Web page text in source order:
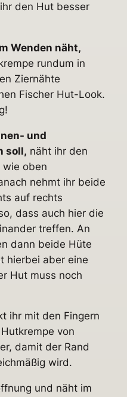
den Hut besser
Wenden näht,
rundum in
Ziernähte
Fischer Hut-Look.
und
soll, näht ihr den
wie oben
nehmt ihr beide
auf rechts
dass auch hier die
treffen. An
dann beide Hüte
hierbei aber eine
Hut muss noch
ihr mit den Fingern
von
damit der Rand
wird.
und näht im